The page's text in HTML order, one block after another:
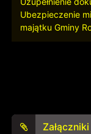
Ubezpieczenie
majątku Gminy
Załączniki